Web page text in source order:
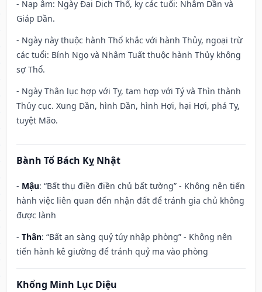
- Nạp âm: Ngày Đại Dịch Thổ, kỵ các tuổi: Nhâm Dần và
Giáp Dần.
- Ngày này thuộc hành Thổ khắc với hành Thủy, ngoại trừ
các tuổi: Bính Ngọ và Nhâm Tuất thuộc hành Thủy không
sợ Thổ.
- Ngày Thân lục hợp với Tỵ, tam hợp với Tý và Thìn thành
Thủy cục. Xung Dần, hình Dần, hình Hợi, hại Hợi, phá Tỵ,
tuyệt Mão.
Bành Tổ Bách Kỵ Nhật
- Mậu: “Bất thụ điền điền chủ bất tường” - Không nên tiến
hành việc liên quan đến nhận đất để tránh gia chủ không
được lành
- Thân: “Bất an sàng quỷ túy nhập phòng” - Không nên
tiến hành kê giường để tránh quỷ ma vào phòng
Khổng Minh Lục Diệu